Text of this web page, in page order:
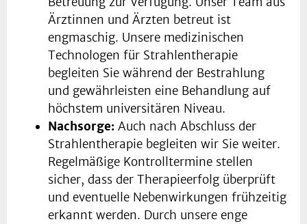
Ärztinnen und Ärzten betreut ist
engmaschig. Unsere medizinischen
Technologen für Strahlentherapie
begleiten Sie während der Bestrahlung
und gewährleisten eine Behandlung auf
höchstem universitären Niveau.
Nachsorge: Auch nach Abschluss der
Strahlentherapie begleiten wir Sie weiter.
Regelmäßige Kontrolltermine stellen
sicher, dass der Therapieerfolg überprüft
und eventuelle Nebenwirkungen frühzeitig
erkannt werden. Durch unsere enge